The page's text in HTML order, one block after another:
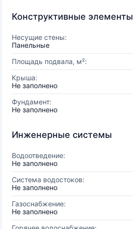
Конструктивные элементы
Несущие стены:
Панельные
Площадь подвала, м²:
Крыша:
Не заполнено
Фундамент:
Не заполнено
Инженерные системы
Водоотведение:
Не заполнено
Система водостоков:
Не заполнено
Газоснабжение:
Не заполнено